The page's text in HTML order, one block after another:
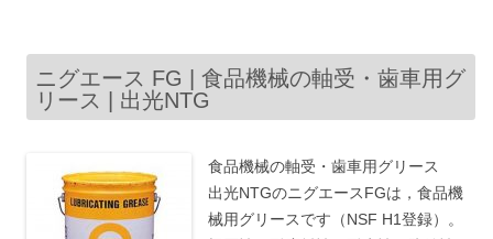
ニグエース FG | 食品機械の軸受・歯車用グ
リース | 出光NTG
食品機械の軸受・歯車用グリース
出光NTGのニグエースFGは，食品機
械用グリースです（NSF H1登録）。